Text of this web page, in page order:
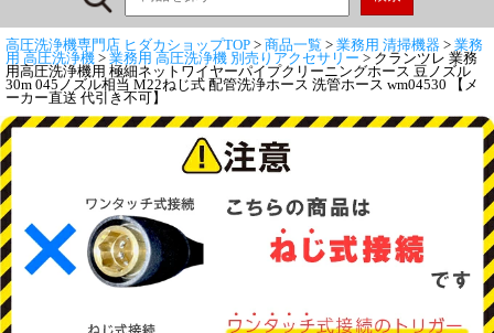
高圧洗浄機専門店 ヒダカショップTOP > 商品一覧 > 業務用 清掃機器 > 業務
用 高圧洗浄機 > 業務用 高圧洗浄機 別売りアクセサリー > クランツレ 業務
用高圧洗浄機用 極細ネットワイヤーパイプクリーニングホース 豆ノズル
30m 045ノズル相当 M22ねじ式 配管洗浄ホース 洗管ホース wm04530 【メ
ーカー直送 代引き不可】